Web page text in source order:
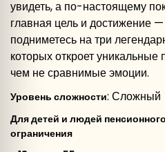
увидеть, а по-настоящему
главная цель и достижение
подниметесь на три
которых откроет
чем не сравнимые эмоции.
Уровень сложности: Сложный
Для детей и людей
ограничения